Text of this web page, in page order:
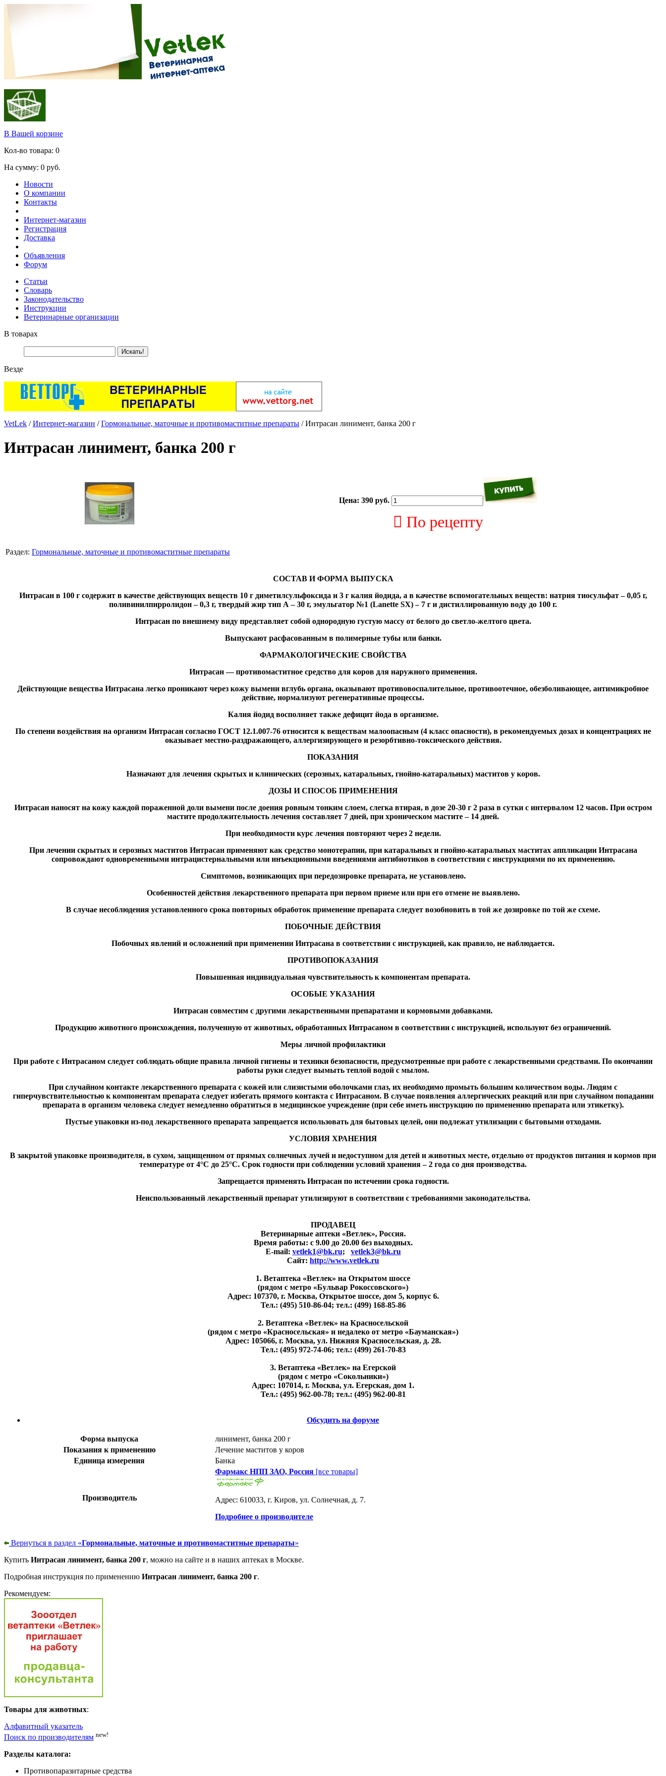
В Вашей корзине
Кол-во товара: 0
На сумму: 0 руб.
Новости
О компании
Контакты
Интернет-магазин
Регистрация
Доставка
Объявления
Форум
Статьи
Словарь
Законодательство
Инструкции
Ветеринарные организации
В товарах
Везде
VetLek /Интернет-магазин /Гормональные, маточные и противомаститные препараты / Интрасан линимент, банка 200 г
Интрасан линимент, банка 200 г
Цена: 390 руб.
По рецепту
Раздел: Гормональные, маточные и противомаститные препараты
СОСТАВ И ФОРМА ВЫПУСКА
Интрасан в 100 г содержит в качестве действующих веществ 10 г диметилсульфоксида и 3 г калия йодида, а в качестве вспомогательных веществ: натрия тиосульфат – 0,05 г,
поливинилпирролидон – 0,3 г, твердый жир тип А – 30 г, эмульгатор №1 (Lanette SX) – 7 г и дистиллированную воду до 100 г.
Интрасан по внешнему виду представляет собой однородную густую массу от белого до светло-желтого цвета.
Выпускают расфасованным в полимерные тубы или банки.
ФАРМАКОЛОГИЧЕСКИЕ СВОЙСТВА
Интрасан — противомаститное средство для коров для наружного применения.
Действующие вещества Интрасана легко проникают через кожу вымени вглубь органа, оказывают противовоспалительное, противоотечное, обезболивающее, антимикробное
действие, нормализуют регенеративные процессы.
Калия йодид восполняет также дефицит йода в организме.
По степени воздействия на организм Интрасан согласно ГОСТ 12.1.007-76 относится к веществам малоопасным (4 класс опасности), в рекомендуемых дозах и концентрациях не
оказывает местно-раздражающего, аллергизирующего и резорбтивно-токсического действия.
ПОКАЗАНИЯ
Назначают для лечения скрытых и клинических (серозных, катаральных, гнойно-катаральных) маститов у коров.
ДОЗЫ И СПОСОБ ПРИМЕНЕНИЯ
Интрасан наносят на кожу каждой пораженной доли вымени после доения ровным тонким слоем, слегка втирая, в дозе 20-30 г 2 раза в сутки с интервалом 12 часов. При остром
мастите продолжительность лечения составляет 7 дней, при хроническом мастите – 14 дней.
При необходимости курс лечения повторяют через 2 недели.
При лечении скрытых и серозных маститов Интрасан применяют как средство монотерапии, при катаральных и гнойно-катаральных маститах аппликации Интрасана
сопровождают одновременными интрацистернальными или инъекционными введениями антибиотиков в соответствии с инструкциями по их применению.
Симптомов, возникающих при передозировке препарата, не установлено.
Особенностей действия лекарственного препарата при первом приеме или при его отмене не выявлено.
В случае несоблюдения установленного срока повторных обработок применение препарата следует возобновить в той же дозировке по той же схеме.
ПОБОЧНЫЕ ДЕЙСТВИЯ
Побочных явлений и осложнений при применении Интрасана в соответствии с инструкцией, как правило, не наблюдается.
ПРОТИВОПОКАЗАНИЯ
Повышенная индивидуальная чувствительность к компонентам препарата.
ОСОБЫЕ УКАЗАНИЯ
Интрасан совместим с другими лекарственными препаратами и кормовыми добавками.
Продукцию животного происхождения, полученную от животных, обработанных Интрасаном в соответствии с инструкцией, используют без ограничений.
Меры личной профилактики
При работе с Интрасаном следует соблюдать общие правила личной гигиены и техники безопасности, предусмотренные при работе с лекарственными средствами. По окончании
работы руки следует вымыть теплой водой с мылом.
При случайном контакте лекарственного препарата с кожей или слизистыми оболочками глаз, их необходимо промыть большим количеством воды. Людям с
гиперчувствительностью к компонентам препарата следует избегать прямого контакта с Интрасаном. В случае появления аллергических реакций или при случайном попадании
препарата в организм человека следует немедленно обратиться в медицинское учреждение (при себе иметь инструкцию по применению препарата или этикетку).
Пустые упаковки из-под лекарственного препарата запрещается использовать для бытовых целей, они подлежат утилизации с бытовыми отходами.
УСЛОВИЯ ХРАНЕНИЯ
В закрытой упаковке производителя, в сухом, защищенном от прямых солнечных лучей и недоступном для детей и животных месте, отдельно от продуктов питания и кормов при
температуре от 4°С до 25°С. Срок годности при соблюдении условий хранения – 2 года со дня производства.
Запрещается применять Интрасан по истечении срока годности.
Неиспользованный лекарственный препарат утилизируют в соответствии с требованиями законодательства.
ПРОДАВЕЦ
Ветеринарные аптеки «Ветлек», Россия.
Время работы: с 9.00 до 20.00 без выходных.
E-mail: vetlek1@bk.ru; vetlek3@bk.ru
Сайт: http://www.vetlek.ru
1. Ветаптека «Ветлек» на Открытом шоссе
(рядом с метро «Бульвар Рокоссовского»)
Адрес: 107370, г. Москва, Открытое шоссе, дом 5, корпус 6.
Тел.: (495) 510-86-04; тел.: (499) 168-85-86
2. Ветаптека «Ветлек» на Красносельской
(рядом с метро «Красносельская» и недалеко от метро «Бауманская»)
Адрес: 105066, г. Москва, ул. Нижняя Красносельская, д. 28.
Тел.: (495) 972-74-06; тел.: (499) 261-70-83
3. Ветаптека «Ветлек» на Егерской
(рядом с метро «Сокольники»)
Адрес: 107014, г. Москва, ул. Егерская, дом 1.
Тел.: (495) 962-00-78; тел.: (495) 962-00-81
Обсудить на форуме
Форма выпуска
линимент, банка 200 г
Показания к применению
Лечение маститов у коров
Единица измерения
Банка
Производитель
Фармакс НПП ЗАО, Россия [все товары]
Адрес: 610033, г. Киров, ул. Солнечная, д. 7.
Подробнее о производителе
Вернуться в раздел «Гормональные, маточные и противомаститные препараты»
Купить Интрасан линимент, банка 200 г, можно на сайте и в наших аптеках в Москве.
Подробная инструкция по применению Интрасан линимент, банка 200 г.
Рекомендуем:
Товары для животных:
Алфавитный указатель
Поиск по производителям new!
Разделы каталога:
Противопаразитарные средства